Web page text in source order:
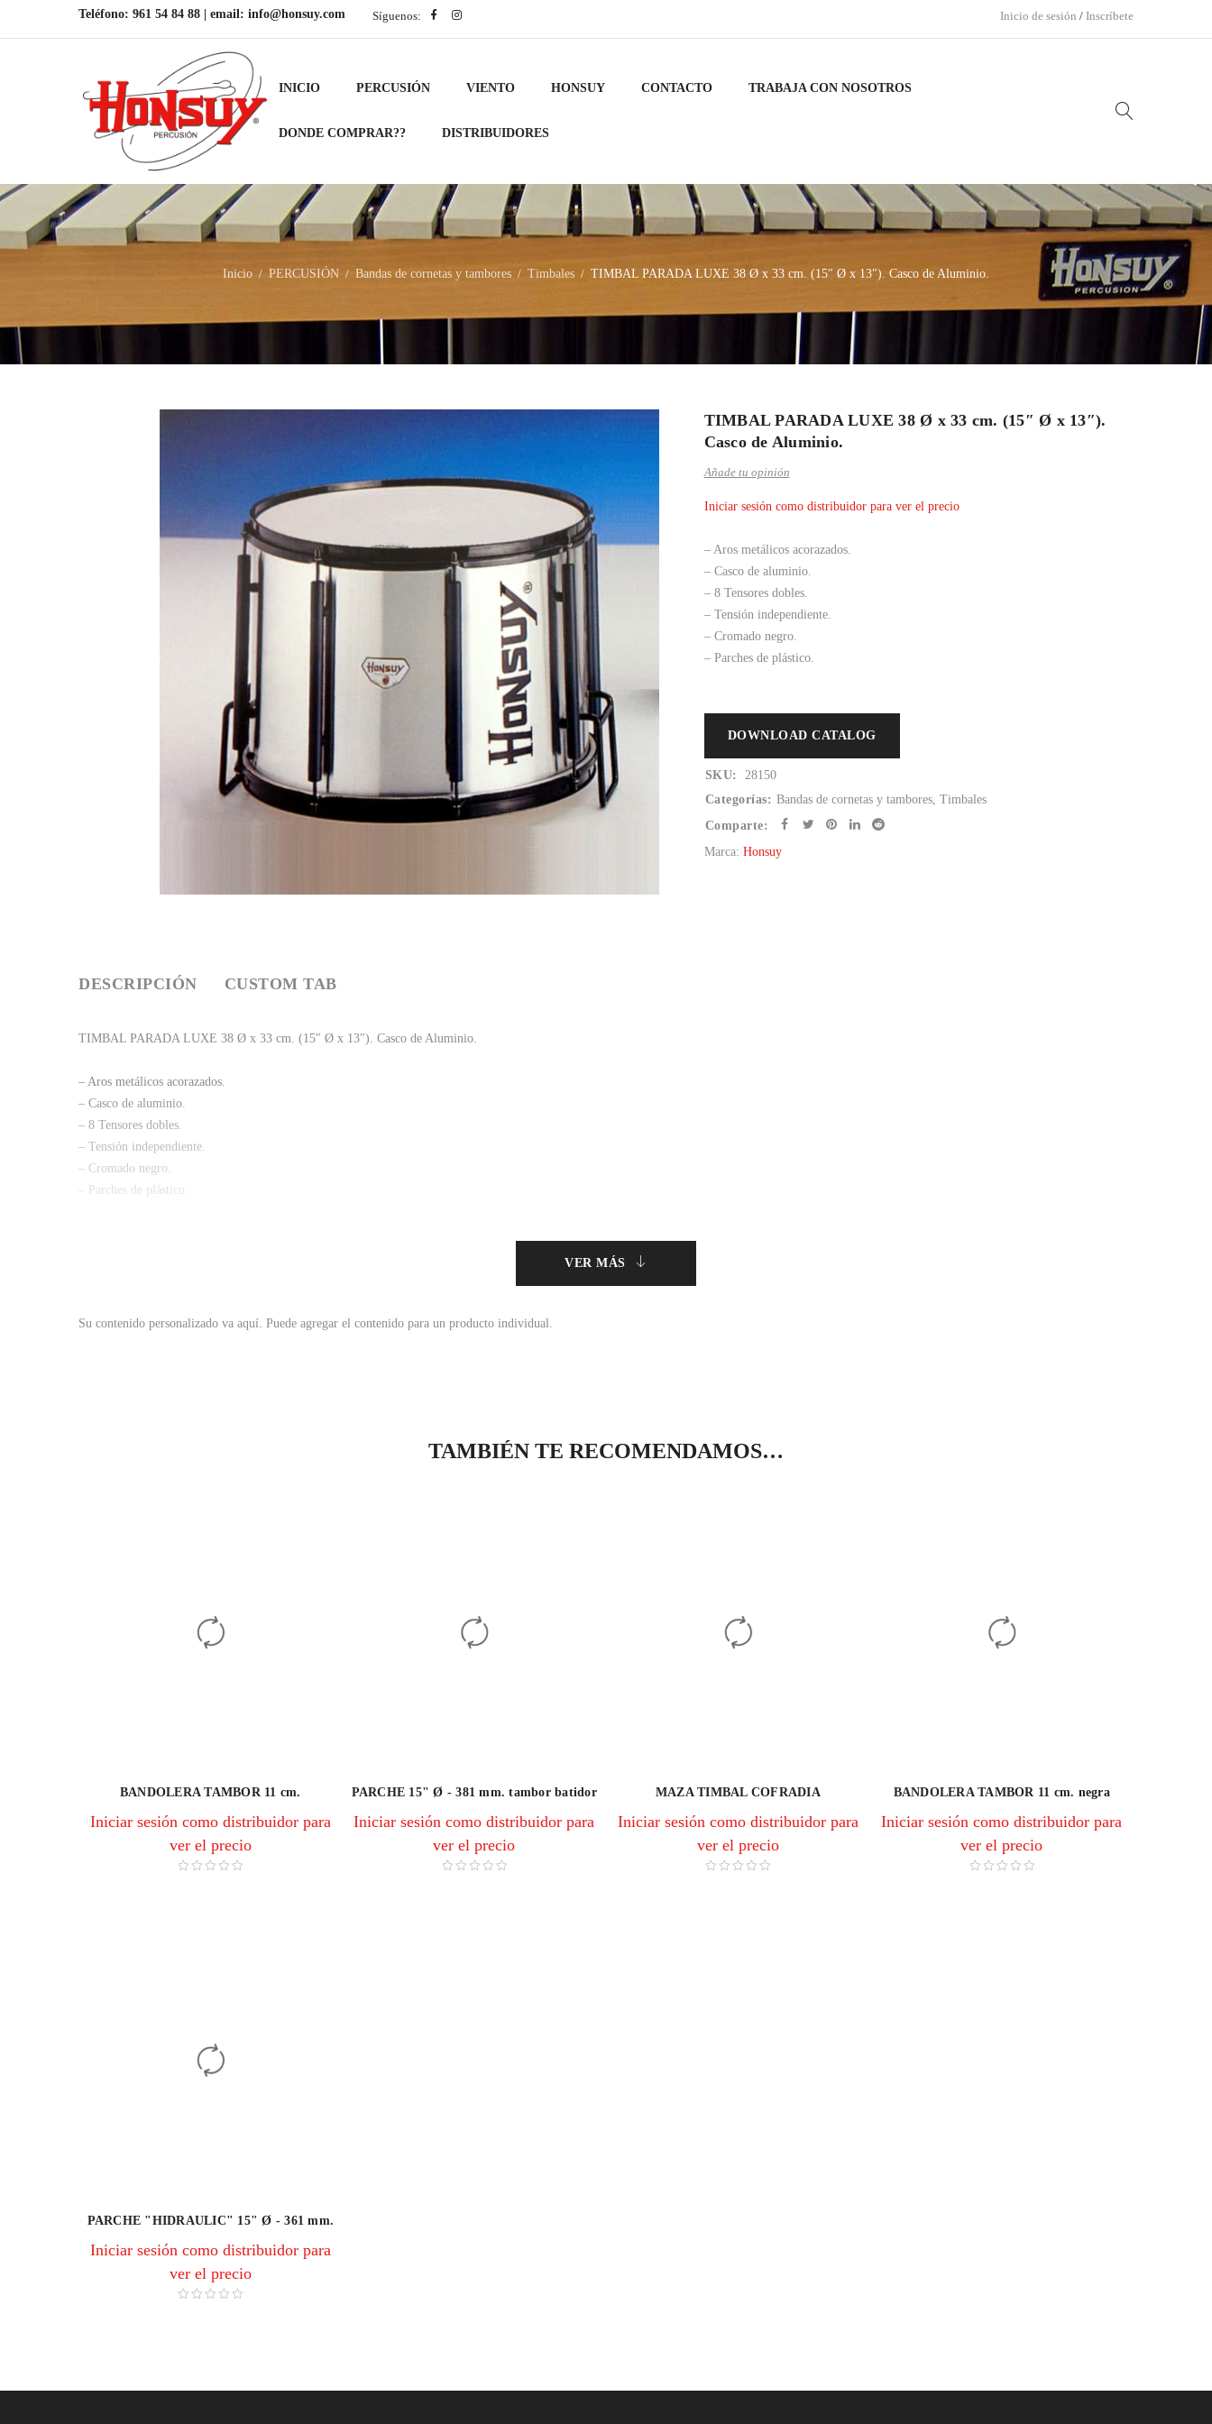
Teléfono: 961 54 84 88 | email: info@honsuy.com Síguenos: Inicio de sesión / Inscríbete
INICIO PERCUSIÓN VIENTO HONSUY CONTACTO TRABAJA CON NOSOTROS
DONDE COMPRAR?? DISTRIBUIDORES
Inicio / PERCUSIÓN / Bandas de cornetas y tambores / Timbales / TIMBAL PARADA LUXE 38 Ø x 33 cm. (15″ Ø x 13″). Casco de Aluminio.
TIMBAL PARADA LUXE 38 Ø x 33 cm. (15″ Ø x 13″).
Casco de Aluminio.
Añade tu opinión
Iniciar sesión como distribuidor para ver el precio
– Aros metálicos acorazados.
– Casco de aluminio.
– 8 Tensores dobles.
– Tensión independiente.
– Cromado negro.
– Parches de plástico.
DOWNLOAD CATALOG
SKU:
28150
Categorías: Bandas de cornetas y tambores, Timbales
Comparte:
Marca: Honsuy
DESCRIPCIÓN CUSTOM TAB
TIMBAL PARADA LUXE 38 Ø x 33 cm. (15″ Ø x 13″). Casco de Aluminio.
– Aros metálicos acorazados.
– Casco de aluminio.
– 8 Tensores dobles.
– Tensión independiente.
– Cromado negro.
– Parches de plástico.
VER MÁS
Su contenido personalizado va aquí. Puede agregar el contenido para un producto individual.
TAMBIÉN TE RECOMENDAMOS…
BANDOLERA TAMBOR 11 cm.
Iniciar sesión como distribuidor para
ver el precio
PARCHE 15" Ø - 381 mm. tambor batidor
Iniciar sesión como distribuidor para
ver el precio
MAZA TIMBAL COFRADIA
Iniciar sesión como distribuidor para
ver el precio
BANDOLERA TAMBOR 11 cm. negra
Iniciar sesión como distribuidor para
ver el precio
PARCHE "HIDRAULIC" 15" Ø - 361 mm.
Iniciar sesión como distribuidor para
ver el precio